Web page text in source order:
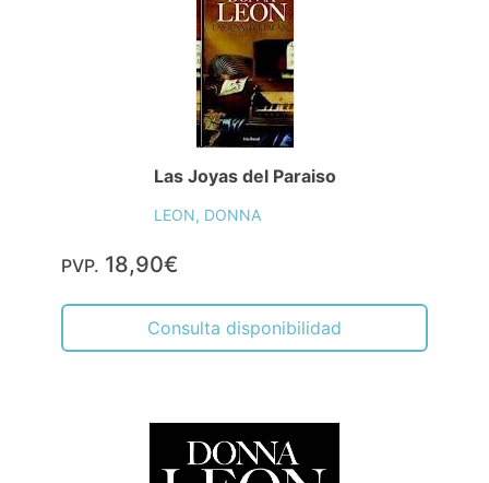
Las Joyas del Paraiso
LEON, DONNA
PVP. 18,90€
Consulta disponibilidad